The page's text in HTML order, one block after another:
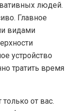
людей.
Главное
видами
устройство
тратить время
от вас.